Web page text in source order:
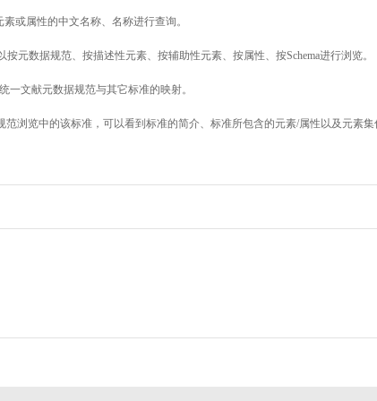
或属性的中文名称、名称进行查询。
元数据规范、按描述性元素、按辅助性元素、按属性、按Schema进行浏览。
一文献元数据规范与其它标准的映射。
浏览中的该标准，可以看到标准的简介、标准所包含的元素/属性以及元素集